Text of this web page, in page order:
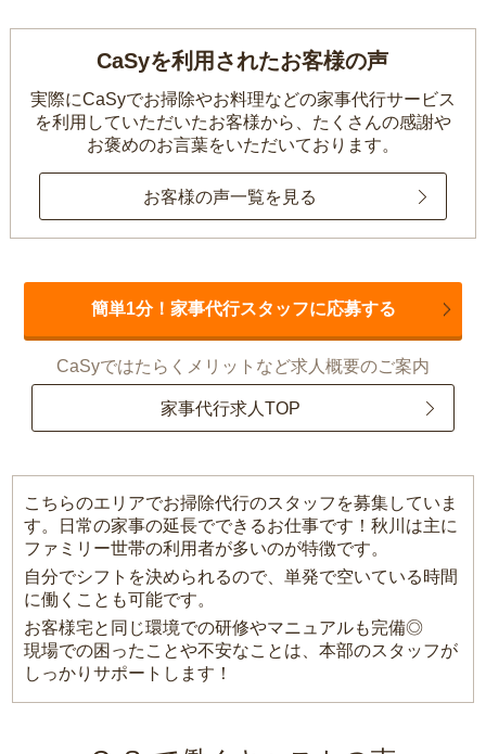
CaSyを利用されたお客様の声
実際にCaSyでお掃除やお料理などの家事代行サービス
を利用していただいたお客様から、 たくさんの感謝や
お褒めのお言葉をいただいております。
お客様の声一覧を見る
簡単1分！家事代行スタッフに応募する
CaSyではたらくメリットなど求人概要のご案内
家事代行求人TOP
こちらのエリアでお掃除代行のスタッフを募集していま
す。日常の家事の延長でできるお仕事です！秋川は主に
ファミリー世帯の利用者が多いのが特徴です。
自分でシフトを決められるので、単発で空いている時間
に働くことも可能です。
お客様宅と同じ環境での研修やマニュアルも完備◎
現場での困ったことや不安なことは、本部のスタッフが
しっかりサポートします！